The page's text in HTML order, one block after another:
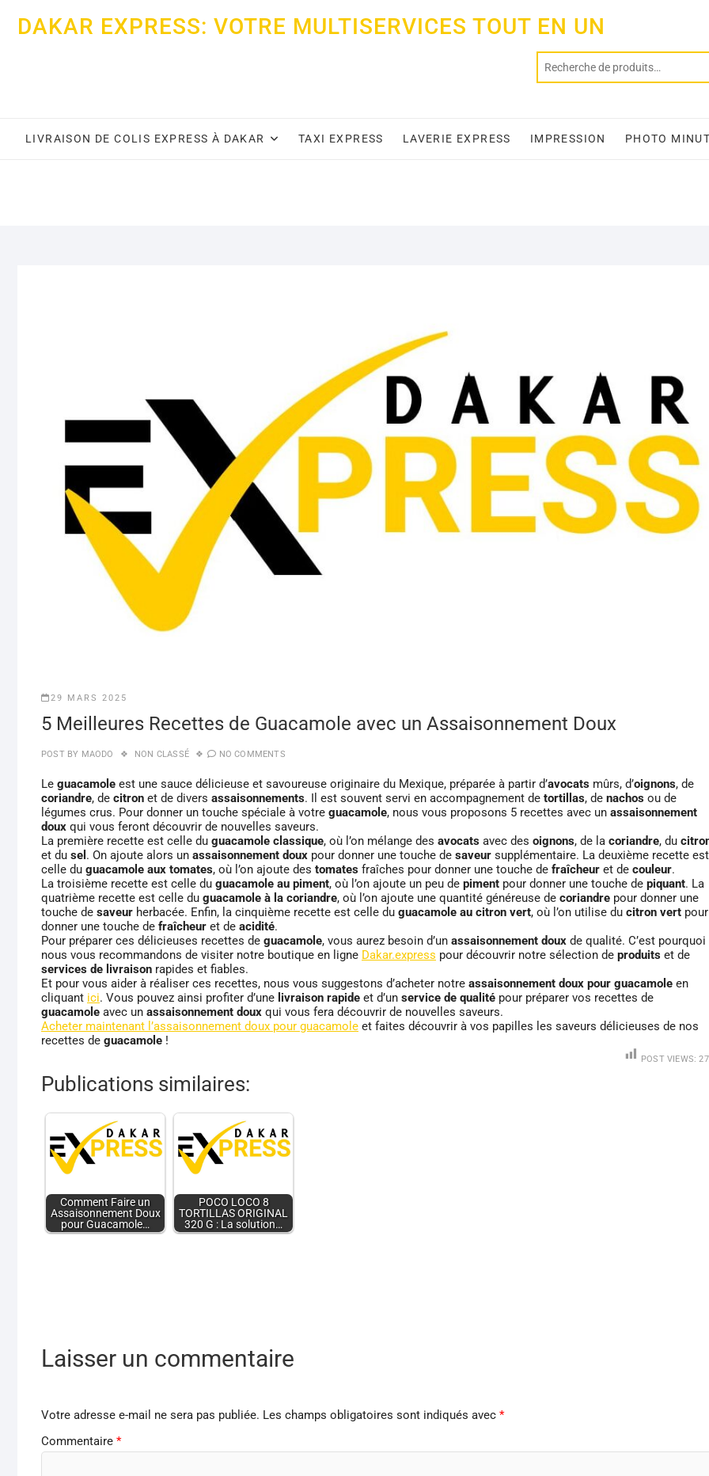
DAKAR EXPRESS: VOTRE MULTISERVICES TOUT EN UN
LIVRAISON DE COLIS EXPRESS À DAKAR TAXI EXPRESS LAVERIE EXPRESS IMPRESSION PHOTO
29 MARS 2025
5 Meilleures Recettes de Guacamole avec un Assaisonnement Doux
POST BY MAODO NON CLASSÉ NO COMMENTS
Le guacamole est une sauce délicieuse et savoureuse originaire du Mexique, préparée à partir d’avocats mûrs, d’oignons, de
coriandre, de citron et de divers assaisonnements. Il est souvent servi en accompagnement de tortillas, de nachos ou de
légumes crus. Pour donner un touche spéciale à votre guacamole, nous vous proposons 5 recettes avec un assaisonnement
doux qui vous feront découvrir de nouvelles saveurs.
La première recette est celle du guacamole classique, où l’on mélange des avocats avec des oignons, de la coriandre, du
et du sel . On ajoute alors un assaisonnement doux pour donner une touche de saveur supplémentaire. La deuxième recette est
celle du guacamole aux tomates, où l’on ajoute des tomates fraîches pour donner une touche de fraîcheur et de couleur.
La troisième recette est celle du guacamole au piment, où l’on ajoute un peu de piment pour donner une touche de piquant. La
quatrième recette est celle du guacamole à la coriandre, où l’on ajoute une quantité généreuse de coriandre pour donner une
touche de saveur herbacée. Enfin, la cinquième recette est celle du guacamole au citron vert, où l’on utilise du citron vert pour
donner une touche de fraîcheur et de acidité.
Pour préparer ces délicieuses recettes de guacamole, vous aurez besoin d’un assaisonnement doux de qualité. C’est pourquoi
nous vous recommandons de visiter notre boutique en ligne Dakar.express pour découvrir notre sélection de produits et de
services de livraison rapides et fiables.
Et pour vous aider à réaliser ces recettes, nous vous suggestons d’acheter notre assaisonnement doux pour guacamole en
cliquant ici. Vous pouvez ainsi profiter d’une livraison rapide et d’un service de qualité pour préparer vos recettes de
guacamole avec un assaisonnement doux qui vous fera découvrir de nouvelles saveurs.
Acheter maintenant l’assaisonnement doux pour guacamole et faites découvrir à vos papilles les saveurs délicieuses de nos
recettes de guacamole !
POST VIEWS:
Publications similaires:
Comment Faire un
Assaisonnement Doux
pour Guacamole…
POCO LOCO 8
TORTILLAS ORIGINAL
320 G : La solution…
Laisser un commentaire
Votre adresse e-mail ne sera pas publiée. Les champs obligatoires sont indiqués avec *
Commentaire *